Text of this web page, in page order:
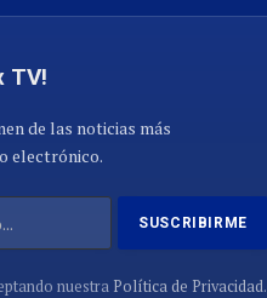
TV!
de las noticias más
electrónico.
nuestra Política de Privacidad.